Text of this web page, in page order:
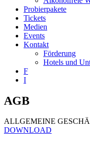
Probierpakete
Tickets
Medien
Events
Kontakt
Förderung
Hotels und
F
I
AGB
ALLGEMEINE
DOWNLOAD